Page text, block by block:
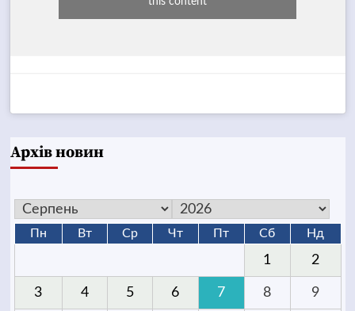
Архів новин
Пн Вт Ср Чт Пт Сб Нд
1 2
3 4 5 6 7 8 9